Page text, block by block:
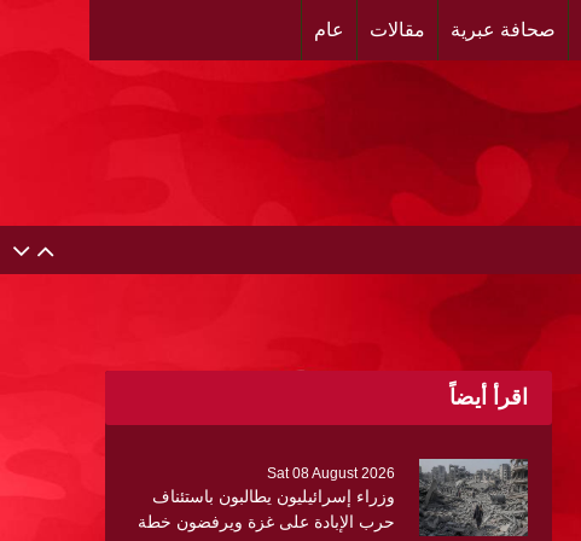
صحافة عبرية مقالات عام
اقرأ أيضاً
Sat 08 August 2026
وزراء إسرائيليون يطالبون باستئناف
حرب الإبادة على غزة ويرفضون خطة